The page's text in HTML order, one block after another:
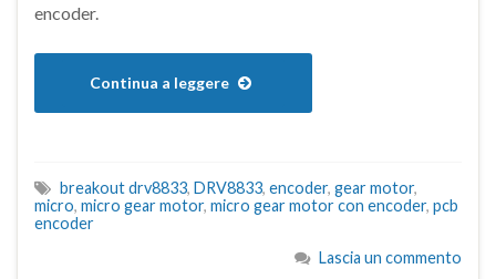
encoder.
Continua a leggere
breakout drv8833, DRV8833, encoder, gear motor,
micro, micro gear motor, micro gear motor con encoder, pcb
encoder
Lascia un commento